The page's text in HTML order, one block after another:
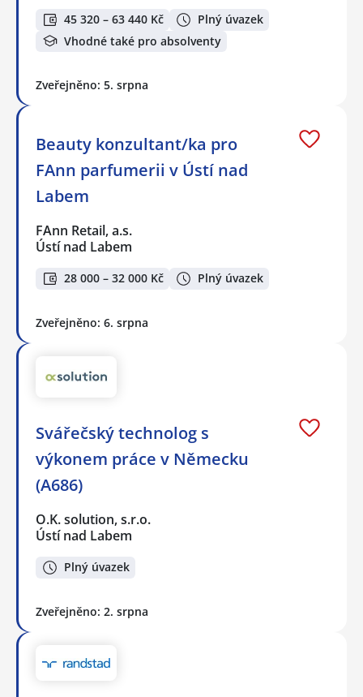
45 320 – 63 440 Kč
Plný úvazek
Vhodné také pro absolventy
Zveřejněno: 5. srpna
Beauty konzultant/ka pro
FAnn parfumerii v Ústí nad
Labem
FAnn Retail, a.s.
Ústí nad Labem
28 000 – 32 000 Kč Plný úvazek
Zveřejněno: 6. srpna
Svářečský technolog s
výkonem práce v Německu
(A686)
O.K. solution, s.r.o.
Ústí nad Labem
Plný úvazek
Zveřejněno: 2. srpna